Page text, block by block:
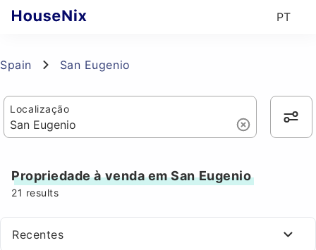
PT
Spain San Eugenio
Localização
Propriedade à venda em San Eugenio
21 results
Recentes